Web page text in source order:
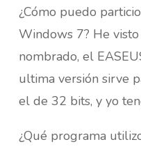
¿Cómo puedo
Windows 7? He
nombrado, el
ultima versión sirve
el de 32 bits, y yo
¿Qué programa